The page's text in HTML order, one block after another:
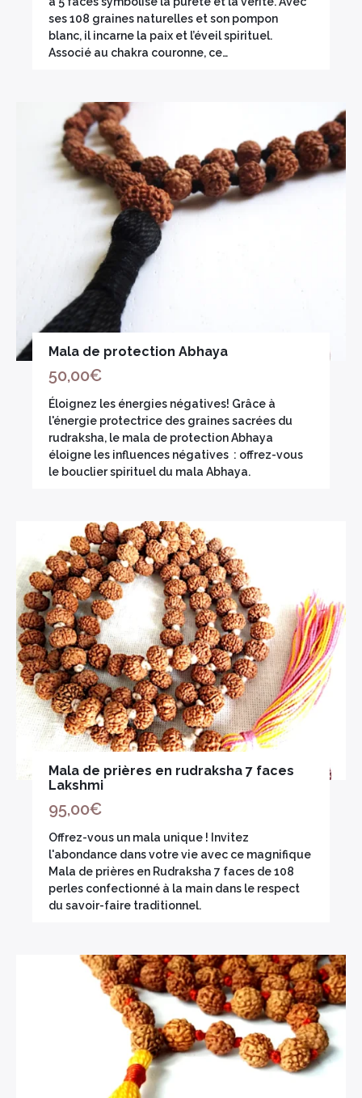
ses 108 graines naturelles et son pompon
blanc, il incarne la paix et l’éveil spirituel.
Associé au chakra couronne, ce…
Mala de protection Abhaya
50,00€
Éloignez les énergies négatives! Grâce à
l'énergie protectrice des graines sacrées du
rudraksha, le mala de protection Abhaya
éloigne les influences négatives : offrez-vous
le bouclier spirituel du mala Abhaya.
Mala de prières en rudraksha 7 faces
Lakshmi
95,00€
Offrez-vous un mala unique ! Invitez
l'abondance dans votre vie avec ce magnifique
Mala de prières en Rudraksha 7 faces de 108
perles confectionné à la main dans le respect
du savoir-faire traditionnel.
×